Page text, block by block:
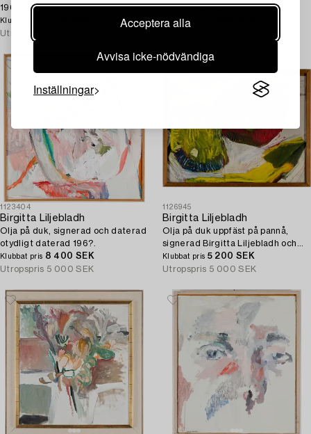
Acceptera alla
Avvisa icke-nödvändiga
Inställningar
1966.
Klubbat pris
Utropspris
daterad -70.
Klubbat pris
1123404
Birgitta Liljebladh
Olja på duk, signerad och daterad
otydligt daterad 196?.
Klubbat pris 8 400 SEK
Utropspris 5 000 SEK
1126945
Birgitta Liljebladh
Olja på duk uppfäst på pannå,
signerad Birgitta Liljebladh och
daterad -54.
Klubbat pris 5 200 SEK
Utropspris 5 000 SEK